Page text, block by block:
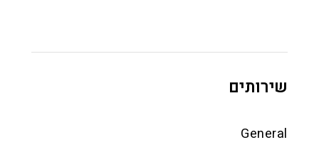
שירותים
General